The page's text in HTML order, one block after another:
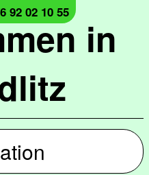
in
92 02 10 55